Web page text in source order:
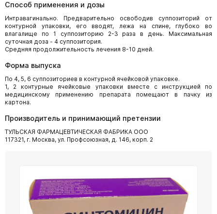
Способ применения и дозы
Интравагинально. Предварительно освободив суппозиторий от
контурной упаковки, его вводят, лежа на спине, глубоко во
влагалище по 1 суппозиторию 2-3 раза в день. Максимальная
суточная доза - 4 суппозитория.
Средняя продолжительность лечения 8-10 дней.
Форма выпуска
По 4, 5, 6 суппозиториев в контурной ячейковой упаковке.
1, 2 контурные ячейковые упаковки вместе с инструкцией по
медицинскому применению препарата помещают в пачку из
картона.
Производитель и принимающий претензии
ТУЛЬСКАЯ ФАРМАЦЕВТИЧЕСКАЯ ФАБРИКА ООО
117321, г. Москва, ул. Профсоюзная, д. 146, корп. 2